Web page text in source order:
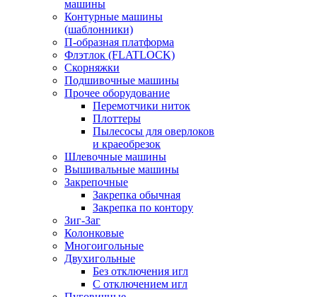
машины
Контурные машины
(шаблонники)
П-образная платформа
Флэтлок (FLATLOCK)
Скорняжки
Подшивочные машины
Прочее оборудование
Перемотчики ниток
Плоттеры
Пылесосы для оверлоков
и краеобрезок
Шлевочные машины
Вышивальные машины
Закрепочные
Закрепка обычная
Закрепка по контору
Зиг-Заг
Колонковые
Многоигольные
Двухигольные
Без отключения игл
С отключением игл